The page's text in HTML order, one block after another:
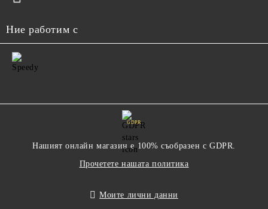
Ние работим с
GDPR
Нашият онлайн магазин е 100% съобразен с GDPR.
Прочетете нашата политика
Моите лични данни